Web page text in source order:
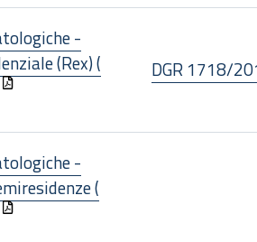
-
(Rex) (
DGR 1718/
-
(